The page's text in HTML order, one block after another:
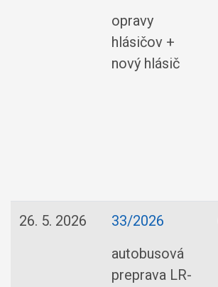
opravy
hlásičov +
nový hlásič
26. 5. 2026
33/2026
autobusová
preprava LR-